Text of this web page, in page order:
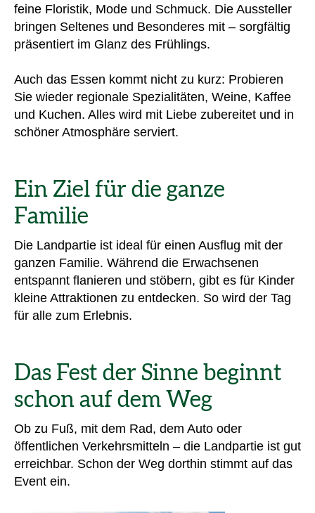
feine Floristik, Mode und Schmuck. Die Aussteller
bringen Seltenes und Besonderes mit – sorgfältig
präsentiert im Glanz des Frühlings.
Auch das Essen kommt nicht zu kurz: Probieren
Sie wieder regionale Spezialitäten, Weine, Kaffee
und Kuchen. Alles wird mit Liebe zubereitet und in
schöner Atmosphäre serviert.
Ein Ziel für die ganze
Familie
Die Landpartie ist ideal für einen Ausflug mit der
ganzen Familie. Während die Erwachsenen
entspannt flanieren und stöbern, gibt es für Kinder
kleine Attraktionen zu entdecken. So wird der Tag
für alle zum Erlebnis.
Das Fest der Sinne beginnt
schon auf dem Weg
Ob zu Fuß, mit dem Rad, dem Auto oder
öffentlichen Verkehrsmitteln – die Landpartie ist gut
erreichbar. Schon der Weg dorthin stimmt auf das
Event ein.